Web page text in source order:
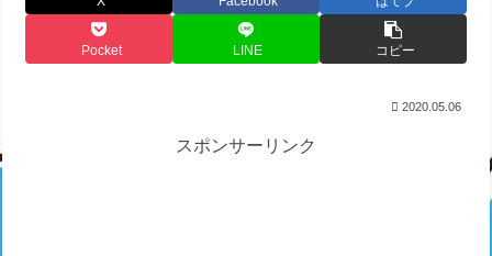
Pocket LINE コピー
2020.05.06
スポンサーリンク